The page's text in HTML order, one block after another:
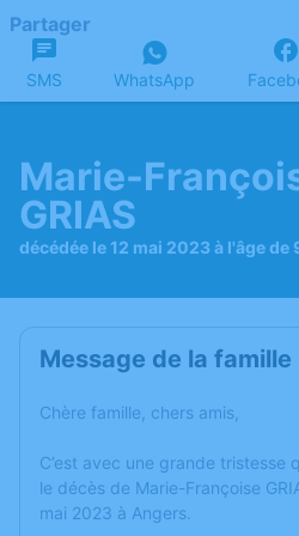
Partager
SMS WhatsApp
Marie-
GRIAS
décédée le 12 mai 2023 à l'âge de
Message de la famille
Chère famille, chers amis,
C’est avec une grande tristesse
le décès de Marie-Françoise
mai 2023 à Angers.